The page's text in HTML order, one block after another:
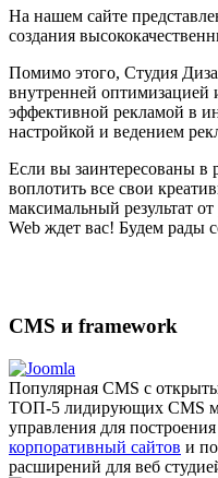
На нашем сайте
создания
Помимо этого, Студия
внутренней оптимизацией
эффективной рекламой в
настройкой и ведением
Если вы заинтересованы в
воплотить все свои
максимальный результат
Web ждет вас! Будем рады
CMS и framework
Популярная CMS с
ТОП-5 лидирующих CMS
управления для
корпоративный сайтов и
расширений для веб